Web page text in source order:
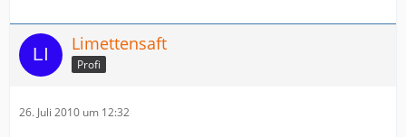
Limettensaft
Profi
26. Juli 2010 um 12:32